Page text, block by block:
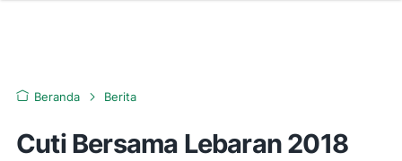
Beranda Berita
Cuti Bersama Lebaran 2018